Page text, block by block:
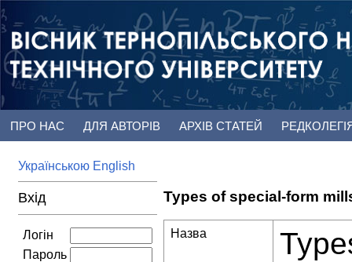
ПРО НАС ДЛЯ АВТОРІВ АРХІВ СТАТЕЙ
Українською English
Вхід
Логін
Пароль
Types of special-form
Назва